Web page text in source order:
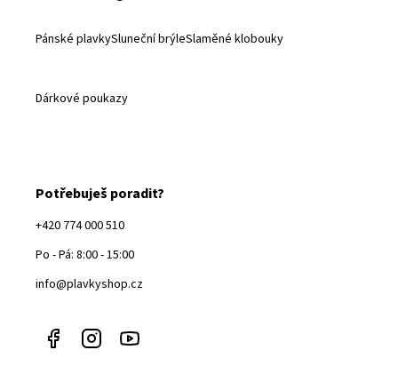
Pánské plavkySluneční brýleSlaměné klobouky
Dárkové poukazy
Potřebuješ poradit?
+420 774 000 510
Po - Pá: 8:00 - 15:00
info@plavkyshop.cz